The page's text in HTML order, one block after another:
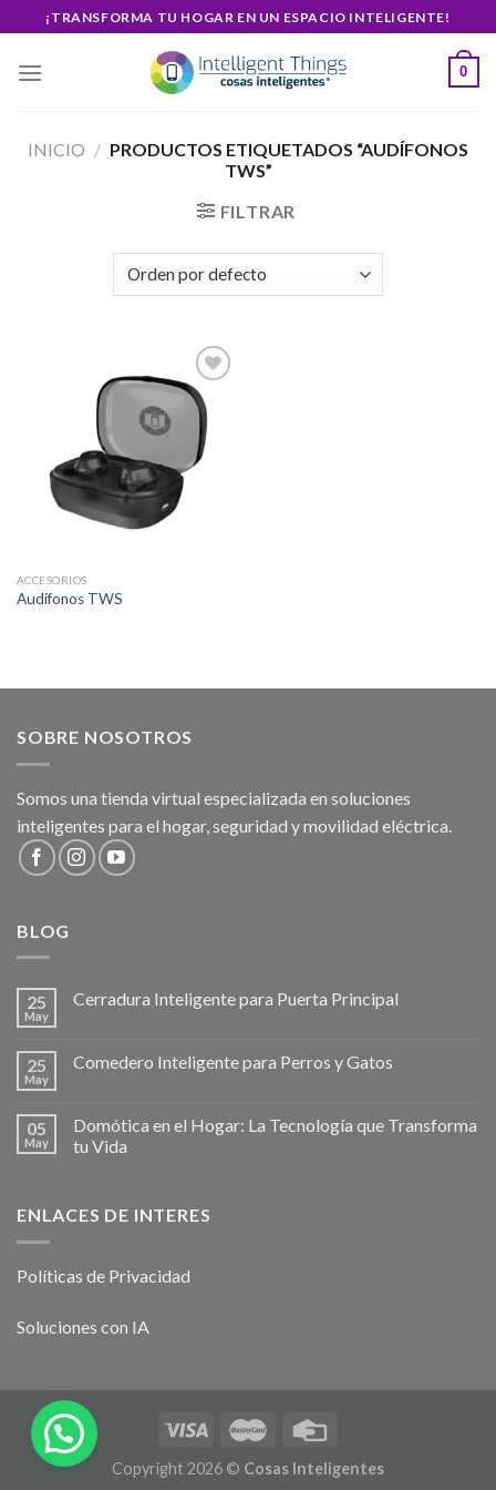
to
content
¡TRANSFORMA TU HOGAR EN UN ESPACIO INTELIGENTE!
0
INICIO / PRODUCTOS ETIQUETADOS “AUDÍFONOS
TWS”
FILTRAR
ACCESORIOS
Audífonos TWS
SOBRE NOSOTROS
Somos una tienda virtual especializada en soluciones
inteligentes para el hogar, seguridad y movilidad eléctrica.
BLOG
25
May
Cerradura Inteligente para Puerta Principal
25
May
Comedero Inteligente para Perros y Gatos
05
May
Domótica en el Hogar: La Tecnología que Transforma
tu Vida
ENLACES DE INTERES
Políticas de Privacidad
Soluciones con IA
Copyright 2026 © Cosas Inteligentes